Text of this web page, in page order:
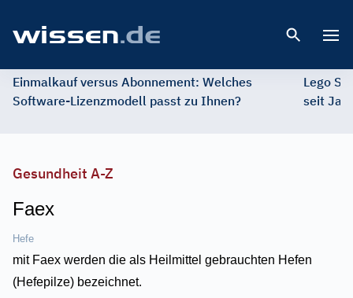
Einmalkauf versus Abonnement: Welches
Software-Lizenzmodell passt zu Ihnen?
Lego
seit
Gesundheit A-Z
Faex
Hefe
mit Faex werden die als Heilmittel gebrauchten Hefen
(Hefepilze) bezeichnet.